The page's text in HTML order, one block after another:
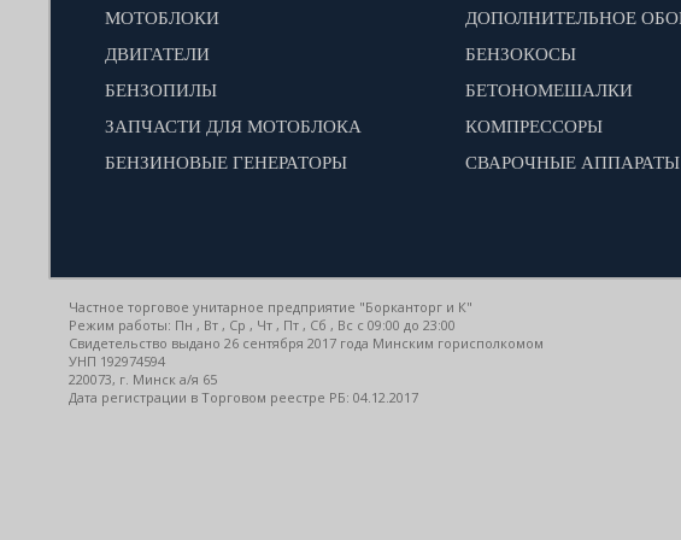
МОТОБЛОКИ
ДВИГАТЕЛИ
БЕНЗОКОСЫ
БЕНЗОПИЛЫ
БЕТОНОМЕШАЛКИ
ЗАПЧАСТИ ДЛЯ МОТОБЛОКА
КОМПРЕССОРЫ
БЕНЗИНОВЫЕ ГЕНЕРАТОРЫ
СВАРОЧНЫЕ АППАРАТЫ
Частное торговое унитарное предприятие "Борканторг и К"
Режим работы: Пн , Вт , Ср , Чт , Пт , Сб , Вс c 09:00 до 23:00
Свидетельство выдано 26 сентября 2017 года Минским горисполкомом
УНП 192974594
220073, г. Минск а/я 65
Дата регистрации в Торговом реестре РБ: 04.12.2017